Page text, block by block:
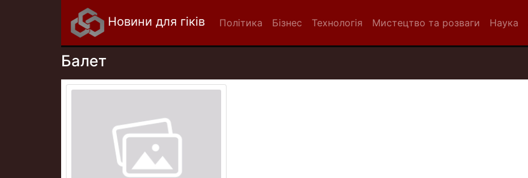
Новини для гіків Політика Бізнес Технологія Мистецтво та розваги Наука
Балет